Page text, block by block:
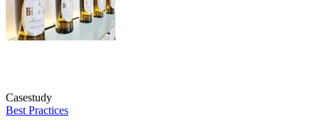
Casestudy
Best Practices